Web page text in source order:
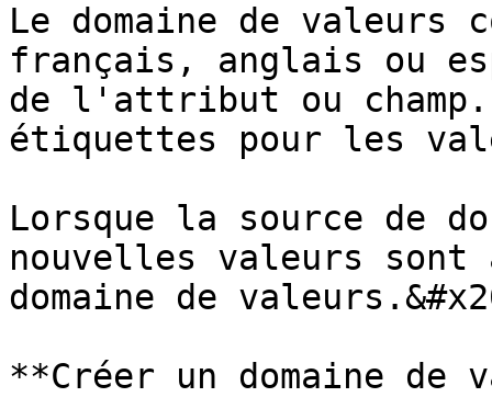
Le domaine de
français, anglais ou
de l'attribut ou
étiquettes pour les
Lorsque la source de
nouvelles valeurs sont
domaine de
**Créer un domaine de